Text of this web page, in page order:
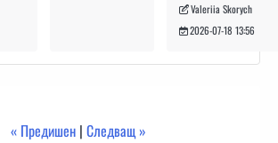
Valeriia Skorych
2026-07-18 13:56
« Предишен | Следващ »